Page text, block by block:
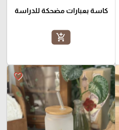
كاسة بعبارات مضحكة للدراسة
add_shopping_cart
favorite_border